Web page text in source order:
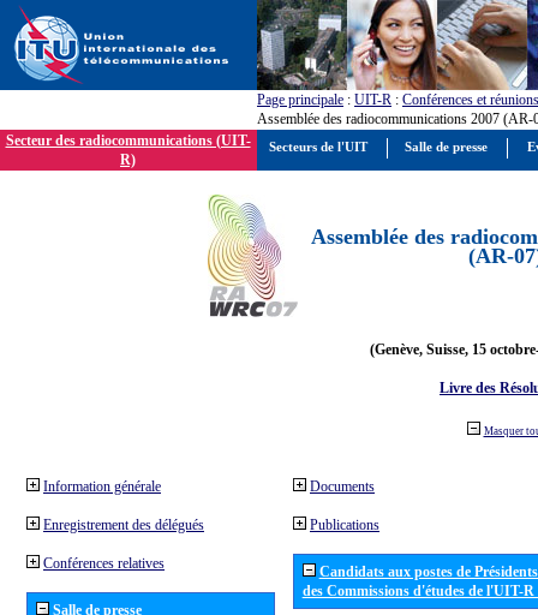
Page principale : UIT-R : Conférences et réunions
Assemblée des radiocommunications 2007 (AR-
Secteur des radiocommunications (UIT-
R)
Assemblée des
(AR-
(Genève, Suisse, 15
Livre des
Masquer
Information générale
Enregistrement des délégués
Conférences relatives
Salle de presse
Documents
Publications
Candidats aux postes de
des Commissions d'études de l'UIT-
Secteurs de l'UIT Salle de presse